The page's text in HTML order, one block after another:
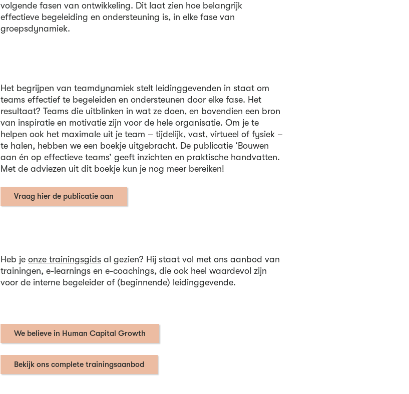
volgende fasen van ontwikkeling. Dit laat zien hoe belangrijk
effectieve begeleiding en ondersteuning is, in elke fase van
groepsdynamiek.
Het begrijpen van teamdynamiek stelt leidinggevenden in staat om
teams effectief te begeleiden en ondersteunen door elke fase. Het
resultaat? Teams die uitblinken in wat ze doen, en bovendien een bron
van inspiratie en motivatie zijn voor de hele organisatie. Om je te
helpen ook het maximale uit je team – tijdelijk, vast, virtueel of fysiek –
te halen, hebben we een boekje uitgebracht. De publicatie ‘Bouwen
aan én op effectieve teams’ geeft inzichten en praktische handvatten.
Met de adviezen uit dit boekje kun je nog meer bereiken!
Vraag hier de publicatie aan
Heb je onze trainingsgids al gezien? Hij staat vol met ons aanbod van
trainingen, e-learnings en e-coachings, die ook heel waardevol zijn
voor de interne begeleider of (beginnende) leidinggevende.
We believe in Human Capital Growth
Bekijk ons complete trainingsaanbod